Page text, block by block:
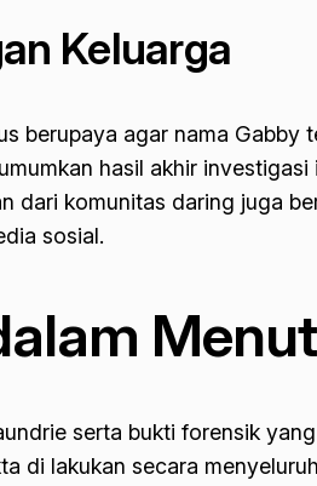
Keluarga
berupaya agar nama
hasil akhir
dari komunitas daring juga
sosial.
serta bukti forensik
di lakukan secara